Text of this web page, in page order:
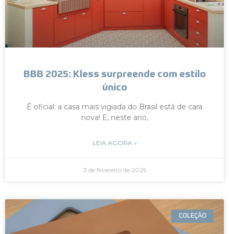
BBB 2025: Kless surpreende com estilo
único
É oficial: a casa mais vigiada do Brasil está de cara
nova! E, neste ano,
LEIA AGORA »
3 de fevereiro de 2025
COLEÇÃO